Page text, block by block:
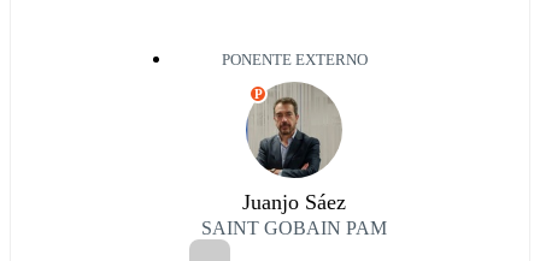
PONENTE EXTERNO
P
Juanjo Sáez
SAINT GOBAIN PAM